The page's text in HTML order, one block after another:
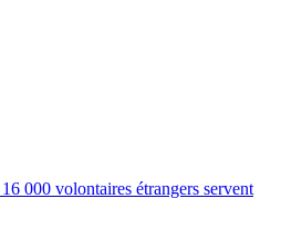
000 volontaires étrangers servent